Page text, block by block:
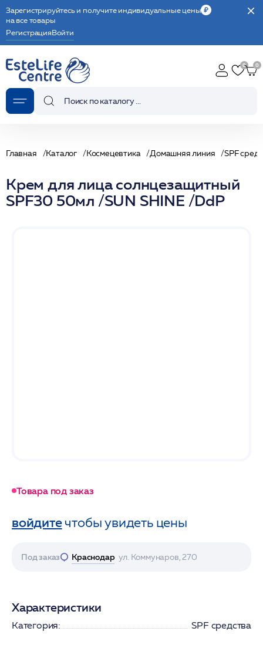
Зарегистрируйтесь и получите индивидуальные цены
на все товары
РегистрацияВойти
Главная Каталог Космецевтика Домашняя линия SPF
Крем для лица солнцезащитный
SPF30 50мл /SUN SHINE /DdP
Товара под заказ
войдитечтобы увидеть цены
Под заказ Краснодар ул. Коммунаров, 270
Характеристики
Категория: SPF средства